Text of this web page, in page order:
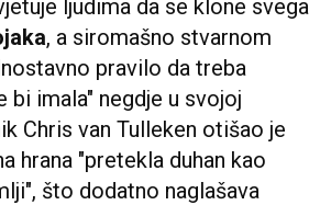
ljudima da se klone svega
, a siromašno stvarnom
pravilo da treba
bi imala" negdje u svojoj
Chris van Tulleken otišao je
hrana "pretekla duhan kao
što dodatno naglašava